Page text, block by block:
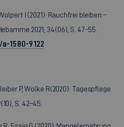
I (2021): Rauchfrei bleiben –
2021; 34(06), S. 47-55.
1580-9122
P, Wolke R(2020): Tagespflege
S. 42–45.